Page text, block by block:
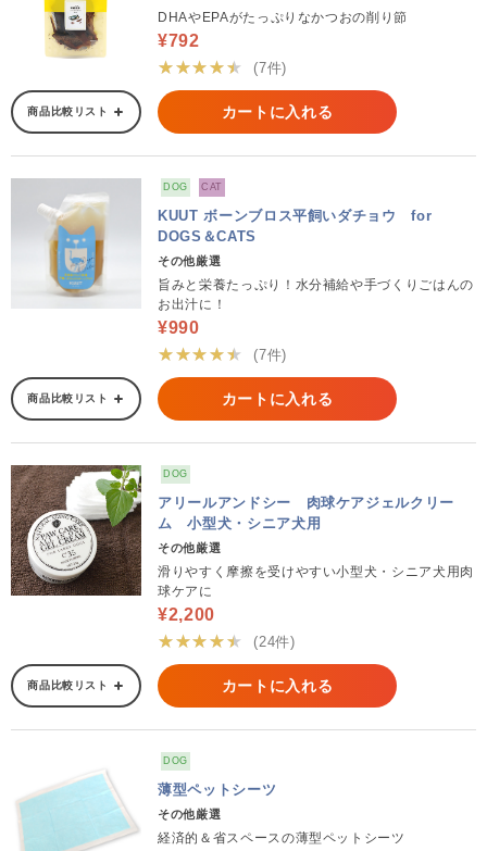
DHAやEPAがたっぷりなかつおの削り節
¥792
★★★★★
(7件)
商品比較リスト カートに入れる
DOG CAT
KUUT ボーンブロス平飼いダチョウ for
DOGS＆CATS
その他厳選
旨みと栄養たっぷり！水分補給や手づくりごはんの
お出汁に！
¥990
★★★★★
(7件)
商品比較リスト カートに入れる
DOG
アリールアンドシー 肉球ケアジェルクリー
ム 小型犬・シニア犬用
その他厳選
滑りやすく摩擦を受けやすい小型犬・シニア犬用肉
球ケアに
¥2,200
★★★★★
(24件)
商品比較リスト カートに入れる
DOG
薄型ペットシーツ
その他厳選
経済的＆省スペースの薄型ペットシーツ